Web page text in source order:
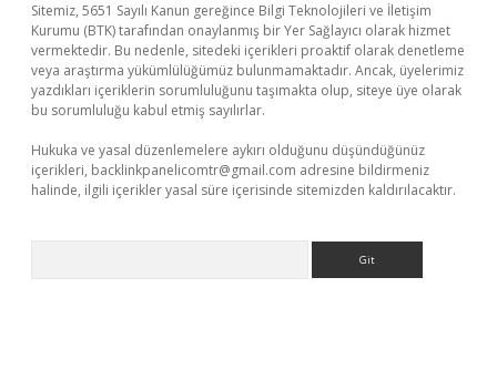
Sitemiz, 5651 Sayılı Kanun gereğince Bilgi Teknolojileri ve İletişim
Kurumu (BTK) tarafından onaylanmış bir Yer Sağlayıcı olarak hizmet
vermektedir. Bu nedenle, sitedeki içerikleri proaktif olarak denetleme
veya araştırma yükümlülüğümüz bulunmamaktadır. Ancak, üyelerimiz
yazdıkları içeriklerin sorumluluğunu taşımakta olup, siteye üye olarak
bu sorumluluğu kabul etmiş sayılırlar.
Hukuka ve yasal düzenlemelere aykırı olduğunu düşündüğünüz
içerikleri, backlinkpanelicomtr@gmail.com adresine bildirmeniz
halinde, ilgili içerikler yasal süre içerisinde sitemizden kaldırılacaktır.